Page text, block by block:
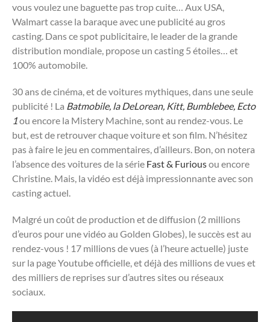
vous voulez une baguette pas trop cuite… Aux USA,
Walmart casse la baraque avec une publicité au gros
casting. Dans ce spot publicitaire, le leader de la grande
distribution mondiale, propose un casting 5 étoiles… et
100% automobile.
30 ans de cinéma, et de voitures mythiques, dans une seule
publicité ! La Batmobile, laDeLorean, Kitt, Bumblebee, Ecto
1ou encore la Mistery Machine, sont au rendez-vous. Le
but, est de retrouver chaque voiture et son film. N’hésitez
pas à faire le jeu en commentaires, d’ailleurs. Bon, on notera
l’absence des voitures de la série Fast & Furiousou encore
Christine. Mais, la vidéo est déjà impressionnante avec son
casting actuel.
Malgré un coût de production et de diffusion (2 millions
d’euros pour une vidéo au Golden Globes), le succès est au
rendez-vous ! 17 millions de vues (à l’heure actuelle) juste
sur la page Youtube officielle, et déjà des millions de vues et
des milliers de reprises sur d’autres sites ou réseaux
sociaux.